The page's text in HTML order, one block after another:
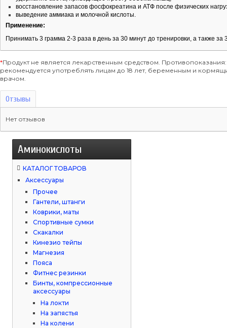
восстановление запасов фосфокреатина и АТФ после физических
выведение аммиака и молочной кислоты.
Применение:
Принимать 3 грамма 2-3 раза в день за 30 минут до тренировки, а также
*Продукт не является лекарственным средством.
рекомендуется употреблять лицам до 18 лет, беременным и
врачом.
Отзывы
Нет отзывов
Аминокислоты
КАТАЛОГ ТОВАРОВ
Аксессуары
Прочее
Гантели, штанги
Коврики, маты
Спортивные сумки
Скакалки
Кинезио тейпы
Магнезия
Пояса
Фитнес резинки
Бинты, компрессионные
аксессуары
На локти
На запястья
На колени